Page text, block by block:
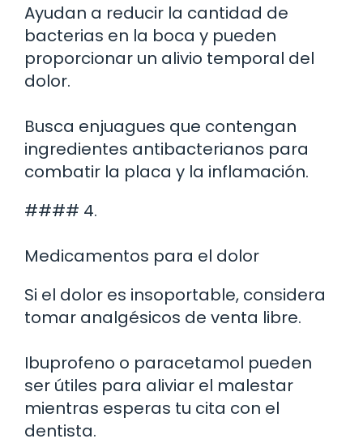
Ayudan a reducir la cantidad de
bacterias en la boca y pueden
proporcionar un alivio temporal del
dolor.
Busca enjuagues que contengan
ingredientes antibacterianos para
combatir la placa y la inflamación.
#### 4.
Medicamentos para el dolor
Si el dolor es insoportable, considera
tomar analgésicos de venta libre.
Ibuprofeno o paracetamol pueden
ser útiles para aliviar el malestar
mientras esperas tu cita con el
dentista.